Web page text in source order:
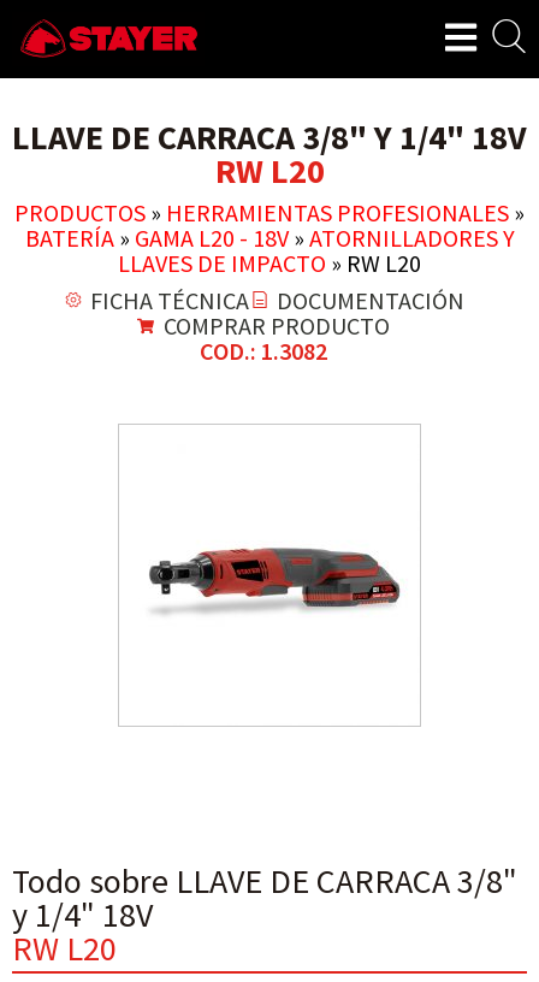
LLAVE DE CARRACA 3/8" Y 1/4" 18V
RW L20
PRODUCTOS » HERRAMIENTAS PROFESIONALES »
BATERÍA» GAMA L20 - 18V» ATORNILLADORES Y
LLAVES DE IMPACTO » RW L20
FICHA TÉCNICA
DOCUMENTACIÓN
COMPRAR PRODUCTO
COD.: 1.3082
Todo sobre LLAVE DE CARRACA 3/8"
y 1/4" 18V
RW L20